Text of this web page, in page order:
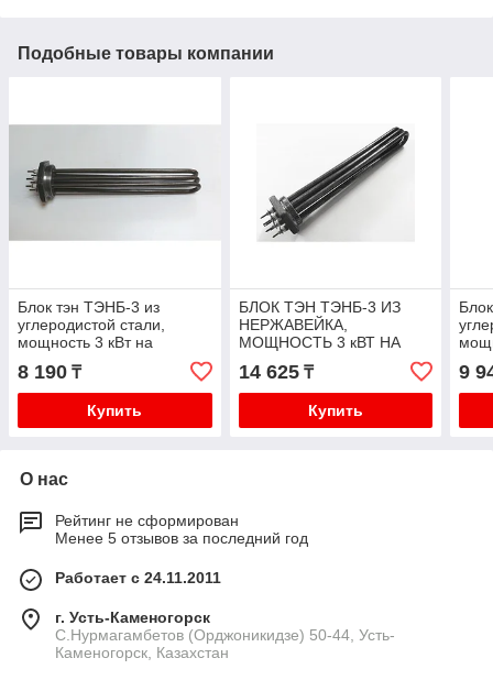
Подобные товары компании
Блок тэн ТЭНБ-3 из
углеродистой стали,
мощность 3 кВт на
фланце G 2 1/2 (D=75
мм), длина тэна 300 мм
8 190 ₸
Купить
БЛОК ТЭН ТЭНБ-3 ИЗ
НЕРЖАВЕЙКА,
МОЩНОСТЬ 3 кВТ НА
ФЛАНЦЕ G 2 1/2 (D=75
ММ), ДЛИНА ТЭНА 300
ММ
14 625₸
Купить
мм),
9
О нас
Рейтинг не сформирован
Менее 5 отзывов за последний год
Работает с 24.11.2011
г. Усть-Каменогорск
С.Нурмагамбетов (Орджоникидзе) 50-44, Усть-
Каменогорск, Казахстан